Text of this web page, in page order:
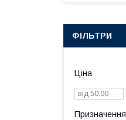
ФІЛЬТРИ
Ціна
Призначення